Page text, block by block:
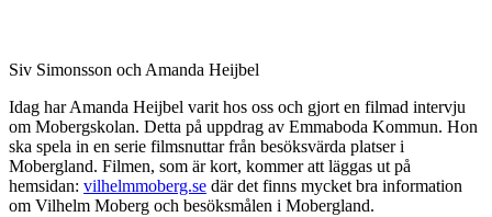
Siv Simonsson och Amanda Heijbel
Idag har Amanda Heijbel varit hos oss och gjort en filmad intervju
om Mobergskolan. Detta på uppdrag av Emmaboda Kommun. Hon
ska spela in en serie filmsnuttar från besöksvärda platser i
Mobergland. Filmen, som är kort, kommer att läggas ut på
hemsidan: vilhelmmoberg.se där det finns mycket bra information
om Vilhelm Moberg och besöksmålen i Mobergland.